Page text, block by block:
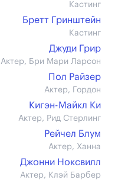
Кастинг
Бретт Гринштейн
Кастинг
Джуди Грир
Актер, Бри Мари Ларсон
Пол Райзер
Актер, Гордон
Кигэн-Майкл Ки
Актер, Рид Стерлинг
Рейчел Блум
Актер, Ханна
Джонни Ноксвилл
Актер, Клэй Барбер